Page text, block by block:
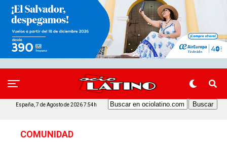
España, 7 de Agosto de 2026 7:54h
COMUNIDAD